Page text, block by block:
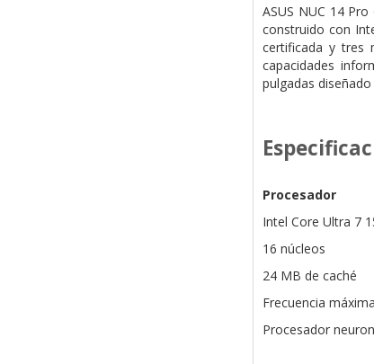
ASUS NUC 14
construido con
certificada y tres
capacidades
pulgadas
Procesador
Intel Core Ultra 7
16 núcleos
24 MB de caché
Frecuencia
Procesador